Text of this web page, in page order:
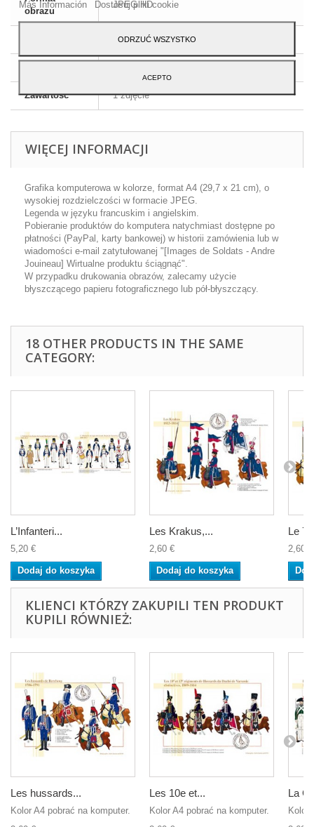
obrazu
JPEG HD
A4 - 29,7 x 21 cm
Zawartość 1 zdjęcie
WIĘCEJ INFORMACJI
Grafika komputerowa w kolorze, format A4 (29,7 x 21 cm), o
wysokiej rozdzielczości w formacie JPEG.
Legenda w języku francuskim i angielskim.
Pobieranie produktów do komputera natychmiast dostępne po
płatności (PayPal, karty bankowej) w historii zamówienia lub w
wiadomości e-mail zatytułowanej "[Images de Soldats - Andre
Jouineau] Wirtualne produktu ściągnąć".
W przypadku drukowania obrazów, zalecamy użycie
błyszczącego papieru fotograficznego lub pół-błyszczący.
18 OTHER PRODUCTS IN THE SAME
CATEGORY:
L’Infanteri...
5,20 €
Dodaj do koszyka
Les Krakus,...
2,60 €
Dodaj do koszyka
Le 7,
2,60 €
KLIENCI KTÓRZY ZAKUPILI TEN PRODUKT
KUPILI RÓWNIEŻ:
Les hussards...
Kolor A4 pobrać na komputer.
Les 10e et...
Kolor A4 pobrać na komputer.
La
Kolor
Más Información
Dostosuj pliki cookie
ODRZUĆ WSZYSTKO
ACEPTO